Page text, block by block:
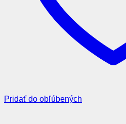
Pridať do obľúbených